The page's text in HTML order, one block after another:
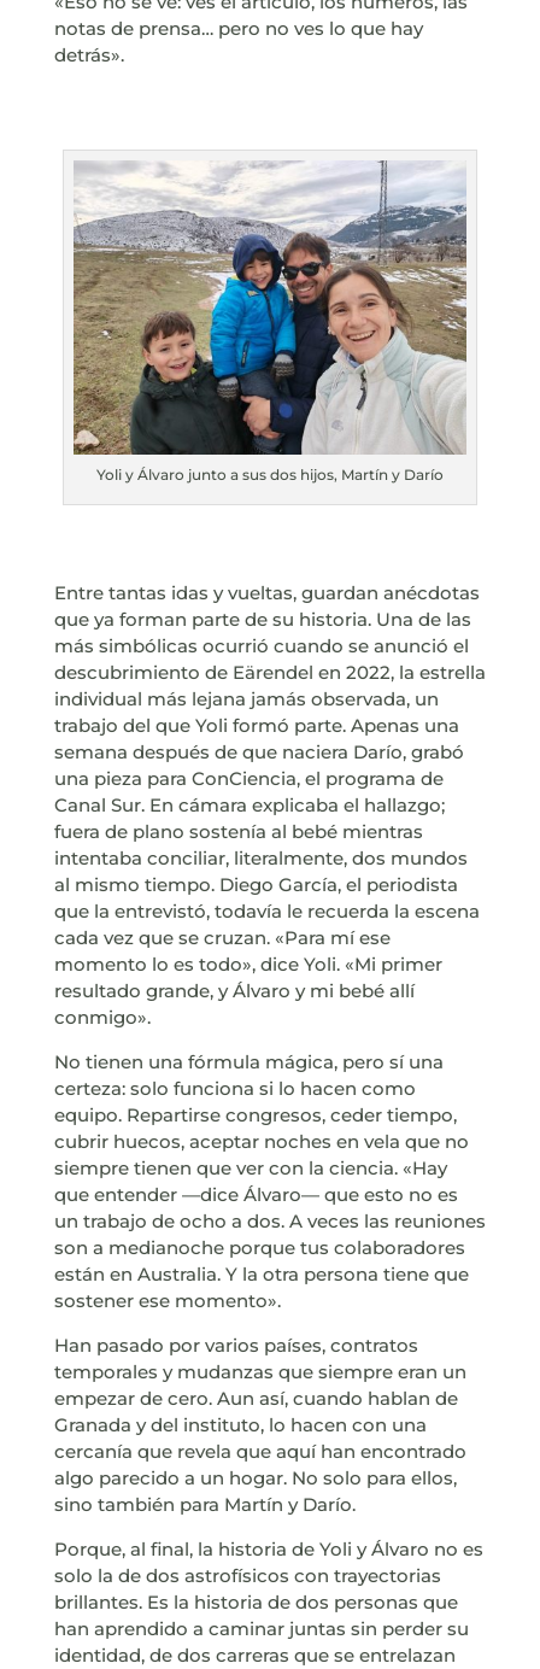
notas de prensa… pero no ves lo que hay
detrás».
Yoli y Álvaro junto a sus dos hijos, Martín y Darío
Entre tantas idas y vueltas, guardan anécdotas
que ya forman parte de su historia. Una de las
más simbólicas ocurrió cuando se anunció el
descubrimiento de Eärendel en 2022, la estrella
individual más lejana jamás observada, un
trabajo del que Yoli formó parte. Apenas una
semana después de que naciera Darío, grabó
una pieza para ConCiencia, el programa de
Canal Sur. En cámara explicaba el hallazgo;
fuera de plano sostenía al bebé mientras
intentaba conciliar, literalmente, dos mundos
al mismo tiempo. Diego García, el periodista
que la entrevistó, todavía le recuerda la escena
cada vez que se cruzan. «Para mí ese
momento lo es todo», dice Yoli. «Mi primer
resultado grande, y Álvaro y mi bebé allí
conmigo».
No tienen una fórmula mágica, pero sí una
certeza: solo funciona si lo hacen como
equipo. Repartirse congresos, ceder tiempo,
cubrir huecos, aceptar noches en vela que no
siempre tienen que ver con la ciencia. «Hay
que entender —dice Álvaro— que esto no es
un trabajo de ocho a dos. A veces las reuniones
son a medianoche porque tus colaboradores
están en Australia. Y la otra persona tiene que
sostener ese momento».
Han pasado por varios países, contratos
temporales y mudanzas que siempre eran un
empezar de cero. Aun así, cuando hablan de
Granada y del instituto, lo hacen con una
cercanía que revela que aquí han encontrado
algo parecido a un hogar. No solo para ellos,
sino también para Martín y Darío.
Porque, al final, la historia de Yoli y Álvaro no es
solo la de dos astrofísicos con trayectorias
brillantes. Es la historia de dos personas que
han aprendido a caminar juntas sin perder su
identidad, de dos carreras que se entrelazan